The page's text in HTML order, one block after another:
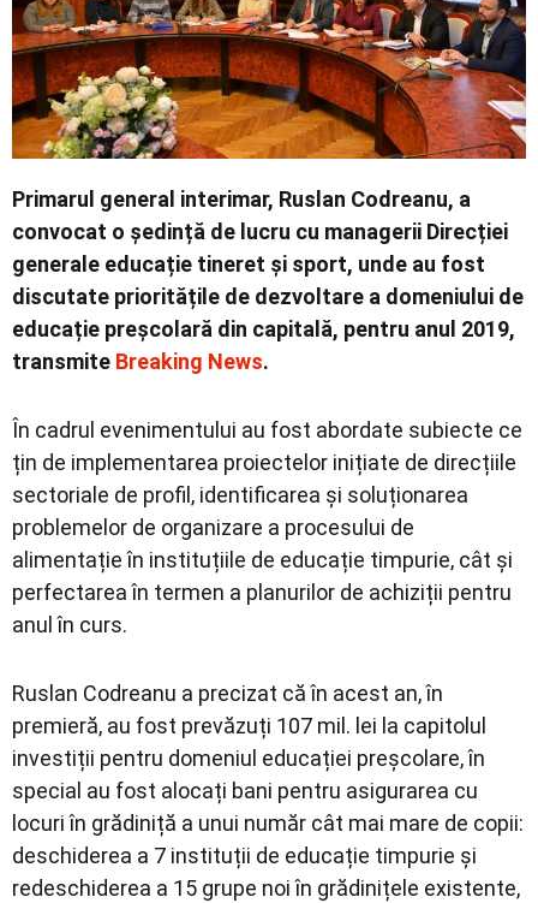
Primarul general interimar, Ruslan Codreanu, a
convocat o ședință de lucru cu managerii Direcției
generale educație tineret și sport, unde au fost
discutate prioritățile de dezvoltare a domeniului de
educație preșcolară din capitală, pentru anul 2019,
transmite Breaking News.
În cadrul evenimentului au fost abordate subiecte ce
țin de implementarea proiectelor inițiate de direcțiile
sectoriale de profil, identificarea și soluționarea
problemelor de organizare a procesului de
alimentație în instituțiile de educație timpurie, cât și
perfectarea în termen a planurilor de achiziții pentru
anul în curs.
Ruslan Codreanu a precizat că în acest an, în
premieră, au fost prevăzuți 107 mil. lei la capitolul
investiții pentru domeniul educației preșcolare, în
special au fost alocați bani pentru asigurarea cu
locuri în grădiniță a unui număr cât mai mare de copii:
deschiderea a 7 instituții de educație timpurie și
redeschiderea a 15 grupe noi în grădinițele existente,